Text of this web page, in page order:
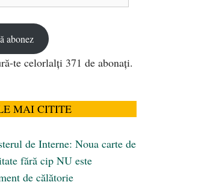
abonez
te celorlalți 371 de abonați.
MAI CITITE
de Interne: Noua carte de
fără cip NU este
de călătorie